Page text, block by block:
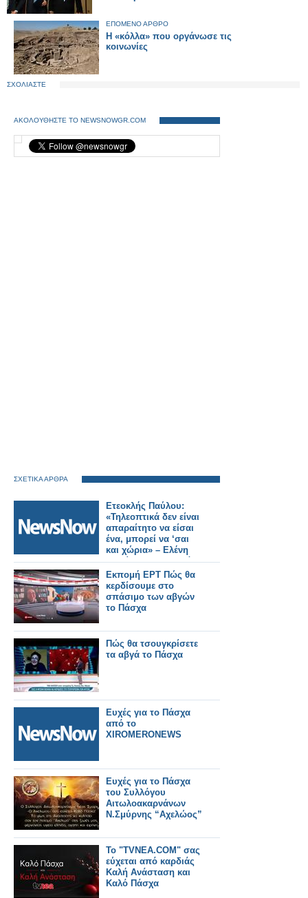
ΕΠΟΜΕΝΟ ΑΡΘΡΟ
Η «κόλλα» που οργάνωσε τις
κοινωνίες
ΣΧΟΛΙΑΣΤΕ
ΑΚΟΛΟΥΘΗΣΤΕ ΤΟ NEWSNOWGR.COM
ΣΧΕΤΙΚΑ ΑΡΘΡΑ
Ετεοκλής Παύλου:
«Τηλεοπτικά δεν είναι
απαραίτητο να είσαι
ένα, μπορεί να ‘σαι
και χώρια» – Ελένη
Χατζίδου: «Έτσι, κάθε
μέρα να το λέμε μπας
και..»
Εκπομή ΕΡΤ Πώς θα
κερδίσουμε στο
σπάσιμο των αβγών
το Πάσχα
Πώς θα τσουγκρίσετε
τα αβγά το Πάσχα
Ευχές για το Πάσχα
από το
XIROMERONEWS
Ευχές για το Πάσχα
του Συλλόγου
Αιτωλοακαρνάνων
Ν.Σμύρνης “Αχελώος”
Το "TVNEA.COM" σας
εύχεται από καρδιάς
Καλή Ανάσταση και
Καλό Πάσχα